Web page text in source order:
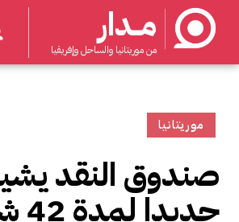
مــدار
من موريتانيا والساحل وإفريقيا
موريتانيا
صندوق النقد
جديدا لمدة 42 شهرا